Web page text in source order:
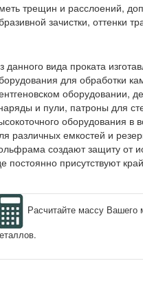
трещин и расслоений,
зачистки, оттенки
данного вида проката
для обработки
оборудовании,
и пули, патроны для
оборудования в
различных емкостей и
создают защиту от
постоянно присутствуют
Расчитайте массу Вашего